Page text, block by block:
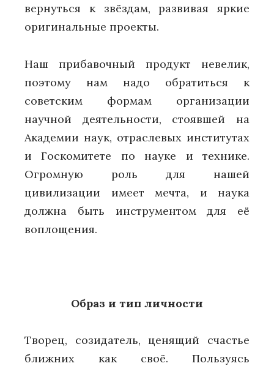
вернуться к звёздам, развивая яркие
оригинальные проекты.
Наш прибавочный продукт невелик,
поэтому нам надо обратиться к
советским формам организации
научной деятельности, стоявшей на
Академии наук, отраслевых институтах
и Госкомитете по науке и технике.
Огромную роль для нашей
цивилизации имеет мечта, и наука
должна быть инструментом для её
воплощения.
Образ и тип личности
Творец, созидатель, ценящий счастье
ближних как своё. Пользуясь